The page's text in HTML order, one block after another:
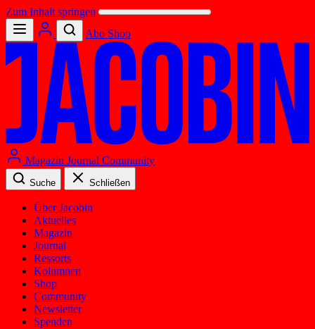
Zum Inhalt springen
Abo Shop
Magazin Journal Community
Suche Schließen
Über Jacobin
Aktuelles
Magazin
Journal
Ressorts
Kolumnen
Shop
Community
Newsletter
Spenden